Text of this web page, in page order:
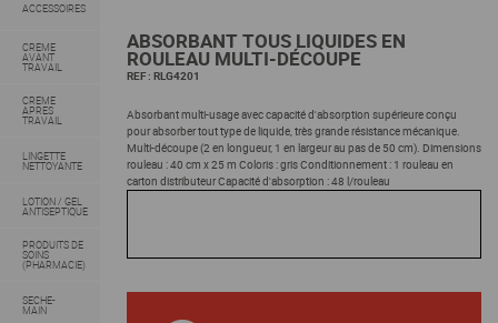
ACCESSOIRES
CREME
AVANT
TRAVAIL
CREME
APRES
TRAVAIL
LINGETTE
NETTOYANTE
LOTION / GEL
ANTISEPTIQUE
PRODUITS DE
SOINS
(PHARMACIE)
SECHE-
MAIN
ABSORBANT TOUS LIQUIDES EN
ROULEAU MULTI-DÉCOUPE
REF : RLG4201
Absorbant multi-usage avec capacité d'absorption supérieure conçu
pour absorber tout type de liquide, très grande résistance mécanique.
Multi-découpe (2 en longueur, 1 en largeur au pas de 50 cm). Dimensions
rouleau : 40 cm x 25 m Coloris : gris Conditionnement : 1 rouleau en
carton distributeur Capacité d'absorption : 48 l/rouleau